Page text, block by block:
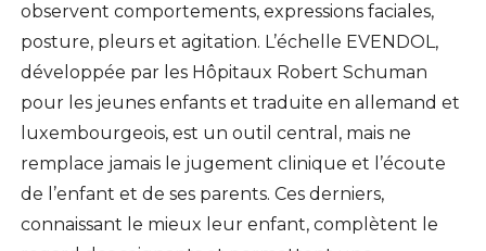
observent comportements, expressions faciales,
posture, pleurs et agitation. L’échelle EVENDOL,
développée par les Hôpitaux Robert Schuman
pour les jeunes enfants et traduite en allemand et
luxembourgeois, est un outil central, mais ne
remplace jamais le jugement clinique et l’écoute
de l’enfant et de ses parents. Ces derniers,
connaissant le mieux leur enfant, complètent le